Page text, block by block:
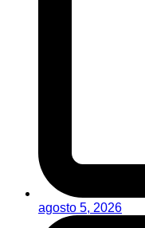
agosto 5, 2026